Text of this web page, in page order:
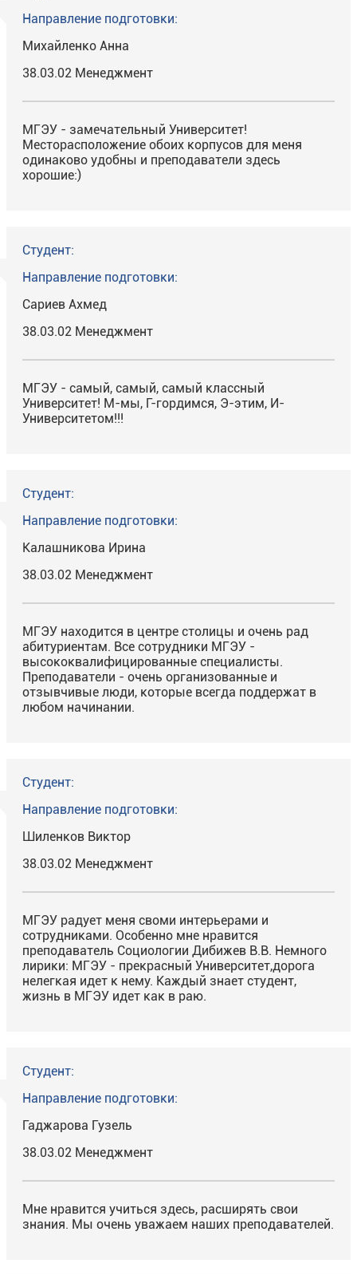
Направление подготовки:
Михайленко Анна
38.03.02 Менеджмент
МГЭУ - замечательный Университет!
Месторасположение обоих корпусов для меня
одинаково удобны и преподаватели здесь
хорошие:)
Студент:
Направление подготовки:
Сариев Ахмед
38.03.02 Менеджмент
МГЭУ - самый, самый, самый классный
Университет! М-мы, Г-гордимся, Э-этим, И-
Университетом!!!
Студент:
Направление подготовки:
Калашникова Ирина
38.03.02 Менеджмент
МГЭУ находится в центре столицы и очень рад
абитуриентам. Все сотрудники МГЭУ -
высококвалифицированные специалисты.
Преподаватели - очень организованные и
отзывчивые люди, которые всегда поддержат в
любом начинании.
Студент:
Направление подготовки:
Шиленков Виктор
38.03.02 Менеджмент
МГЭУ радует меня своми интерьерами и
сотрудниками. Особенно мне нравится
преподаватель Социологии Дибижев В.В. Немного
лирики: МГЭУ - прекрасный Университет,дорога
нелегкая идет к нему. Каждый знает студент,
жизнь в МГЭУ идет как в раю.
Студент:
Направление подготовки:
Гаджарова Гузель
38.03.02 Менеджмент
Мне нравится учиться здесь, расширять свои
знания. Мы очень уважаем наших преподавателей.